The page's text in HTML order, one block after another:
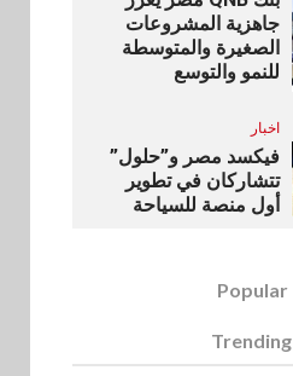
جاهزية المشروعات
الصغيرة والمتوسطة
للنمو والتوسع
اخبار
فيكسد مصر و”حلول”
تتشاركان في تطوير
أول منصة للسياحة
سوق وصلة
هواوي: هاتف nova 15
Popular
Trending